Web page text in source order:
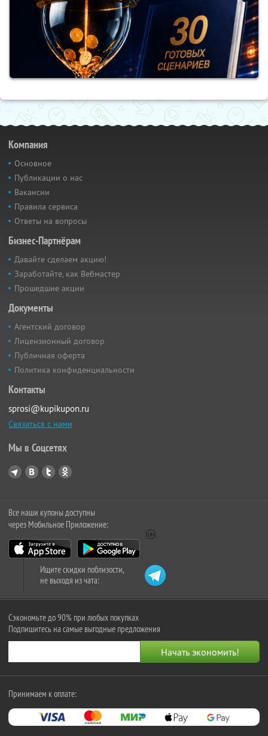
Компания
Основное
Публикации о нас
Вакансии
Правила сервиса
Ответы на вопросы
Бизнес-Партнёрам
Давайте сделаем акцию!
Заработайте, как Вебмастер
Прошедшие акции
Документы
Агентский договор
Лицензионный договор
Публичная оферта
Политика конфиденциальности
Контакты
sprosi@kupikupon.ru
Связаться с нами
Мы в Соцсетях
Все наши купоны доступны
через Мобильное Приложение:
Ищите скидки поблизости,
не выходя из чата:
Сэкономьте до 90% при любых покупках
Подпишитесь на самые выгодные предложения
Принимаем к оплате: